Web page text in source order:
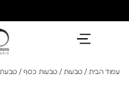
עמוד הבית / טבעות / טבעות כסף / טבעת